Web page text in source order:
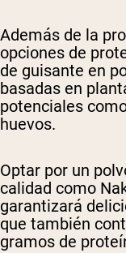
Además de la
opciones de
de guisante en
basadas en
potenciales
huevos.
Optar por un
calidad como
garantizará
que también
gramos de